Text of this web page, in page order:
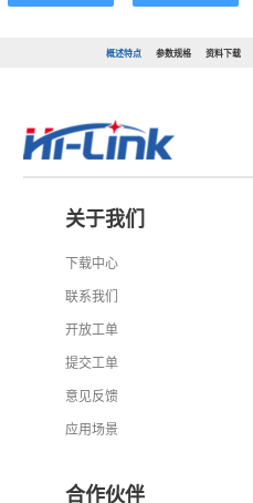
概述特点 参数规格 资料下载
关于我们
下载中心
联系我们
开放工单
提交工单
意见反馈
应用场景
合作伙伴